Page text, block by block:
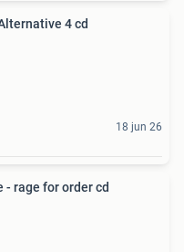
4 cd
18 jun 26
- rage for order cd